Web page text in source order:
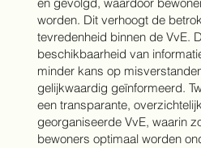
worden. Dit verhoogt de
tevredenheid binnen de VvE.
beschikbaarheid van
minder kans op
gelijkwaardig geïnformeerd.
een transparante,
georganiseerde VvE, waarin
bewoners optimaal worden